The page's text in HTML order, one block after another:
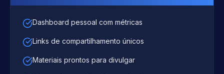
Dashboard pessoal com métricas
Links de compartilhamento únicos
Materiais prontos para divulgar